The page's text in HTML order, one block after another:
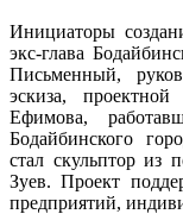
Инициаторы
экс-глава
Письменный,
эскиза, проектной
Ефимова,
Бодайбинского
стал скульптор из
Зуев. Проект
предприятий,